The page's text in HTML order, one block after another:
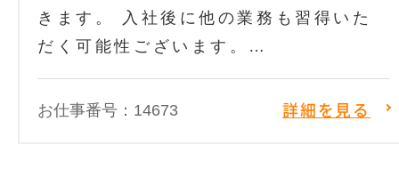
きます。 入社後に他の業務も習得いた
だく可能性ございます。…
お仕事番号：14673 詳細を見る